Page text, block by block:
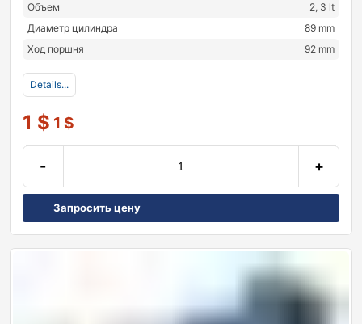
Объем
2, 3 lt
Диаметр цилиндра
89 mm
Ход поршня
92 mm
Details...
1 $ 1 $
- +
Запросить цену